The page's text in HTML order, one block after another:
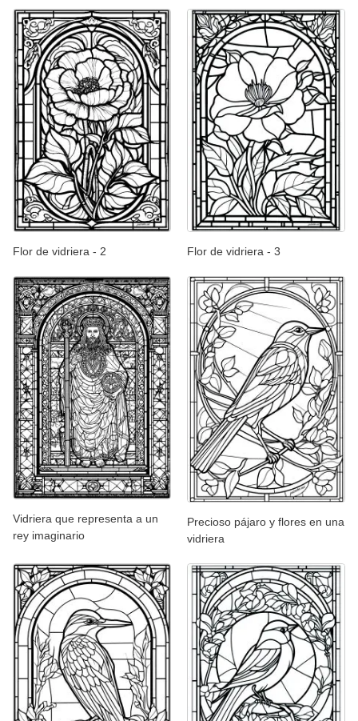
Flor de vidriera - 2 Flor de vidriera - 3
Vidriera que representa a un
rey imaginario
Precioso pájaro y flores en una
vidriera